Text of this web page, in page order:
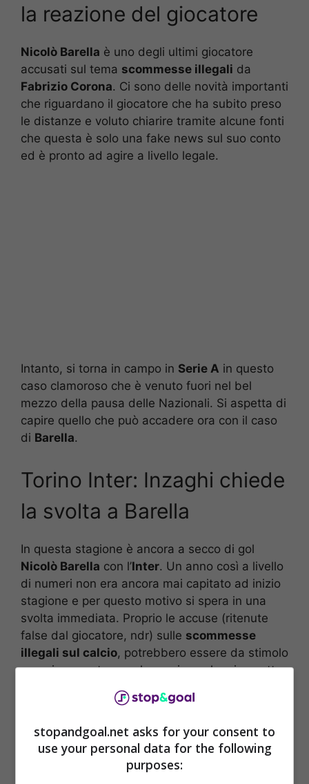
la reazione del giocatore
Nicolò Barella è uno degli ultimi giocatore
accusati sul tema scommesse illegali da
Fabrizio Corona. Ci sono delle novità importanti
che riguardano il giocatore che ha subito preso
le distanze e voluto chiarire tramite alcune fonti
che questa è solo una fake news sul suo conto
ed è pronto ad agire a livello legale.
Intanto, si torna in campo in Serie A in questo
caso clamoroso che è venuto fuori nel bel
mezzo della pausa delle Nazionali. Si aspetta di
capire quello che può accadere ora con il caso
di Barella.
Torino Inter: Inzaghi chiede
la svolta a Barella
In questa stagione è ancora a secco di gol
Nicolò Barella con l’Inter. Un anno così a livello
di numeri non era ancora mai capitato ad inizio
stagione e per questo motivo si spera in una
svolta immediata. Proprio le accuse (ritenute
false dal giocatore, ndr) sulle scommesse
illegali sul calcio, potrebbero essere da stimolo
maggiore per trovare la reazione che si aspetta
Inzaghiche manderà in campoBarellaper
Torino Inter e spera che il giocatore possa
riuscire a trascinare la squadra anche mettendo
stopandgoal.net asks for your consent to
use your personal data for the following
purposes: